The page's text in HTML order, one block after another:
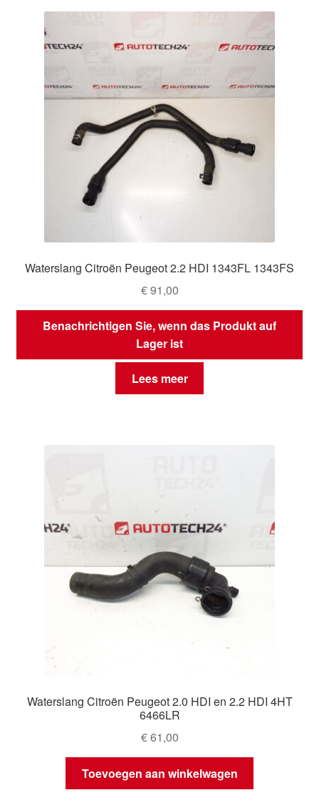
Waterslang Citroën Peugeot 2.2 HDI 1343FL 1343FS
€91,00
Benachrichtigen Sie, wenn das Produkt auf
Lager ist
Lees meer
Waterslang Citroën Peugeot 2.0 HDI en 2.2 HDI 4HT
6466LR
€61,00
Toevoegen aan winkelwagen